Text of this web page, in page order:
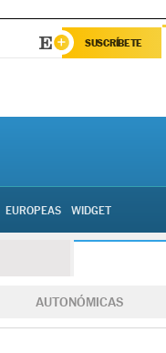
SUSCRÍBETE
EUROPEAS WIDGET
AUTONÓMICAS